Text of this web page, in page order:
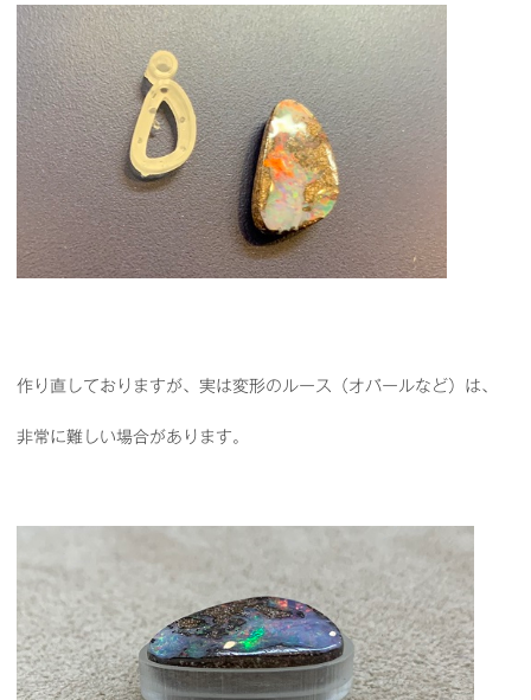
作り直しておりますが、実は変形のルース（オパールなど）は、
非常に難しい場合があります。